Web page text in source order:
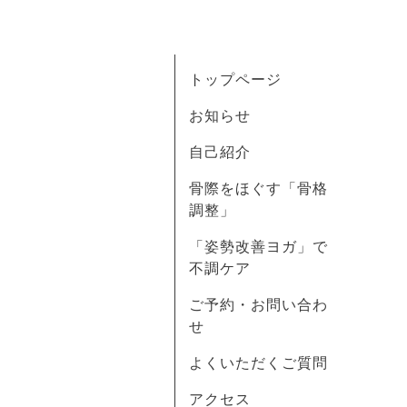
トップページ
お知らせ
自己紹介
骨際をほぐす「骨格
調整」
「姿勢改善ヨガ」で
不調ケア
ご予約・お問い合わ
せ
よくいただくご質問
アクセス